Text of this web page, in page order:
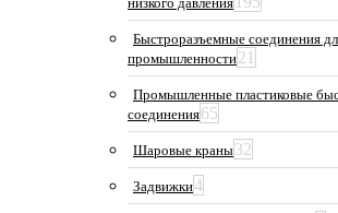
Быстроразъемные соединения
промышленности21
Промышленные пластиковые
соединения65
Шаровые краны32
Задвижки4